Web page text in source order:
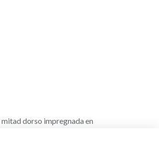
dorso impregnada en